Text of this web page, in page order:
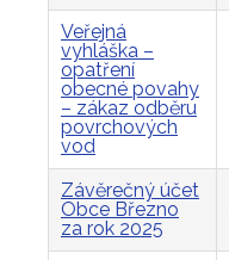
Veřejná
vyhláška –
opatření
obecné povahy
– zákaz odběru
povrchových
vod
Závěrečný účet
Obce Březno
za rok 2025